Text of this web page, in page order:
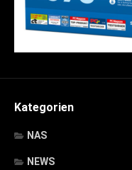
Kategorien
NAS
NEWS